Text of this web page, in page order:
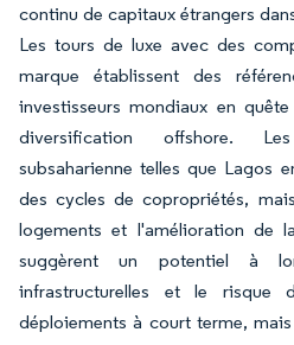
continu de capitaux étrangers
Les tours de luxe avec des
marque établissent des
investisseurs mondiaux en
diversification offshore.
subsaharienne telles que Lagos
des cycles de copropriétés,
logements et l'amélioration de
suggèrent un potentiel à
infrastructurelles et le risque
déploiements à court terme,